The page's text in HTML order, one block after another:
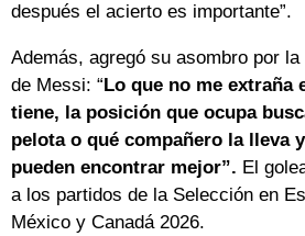
después el acierto es importante”.
Además, agregó su asombro por
de Messi: “ Lo que no me extraña
tiene, la posición que ocupa
pelota o qué compañero la lleva
pueden encontrar mejor”. El
a los partidos de la Selección en
México y Canadá 2026.